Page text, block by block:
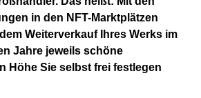
in den NFT-Marktplätzen
Weiterverkauf Ihres Werks im
Jahre jeweils schöne
Höhe Sie selbst frei festlegen